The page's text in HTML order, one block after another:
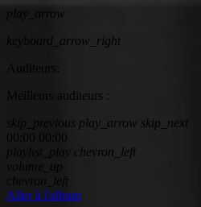
play_arrow
keyboard_arrow_right
Auditeurs:
Meilleurs auditeurs :
skip_previous play_arrow skip_next
00:00
00:00
playlist_play chevron_left
chevron_left
Aller à l'album